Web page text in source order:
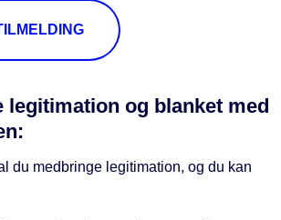
legitimation og blanket med
du medbringe legitimation, og du kan